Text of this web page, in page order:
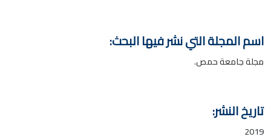
اسم المجلة التي نشر فيها البحث:
مجلة جامعة حمص.
تاريخ النشر:
2019